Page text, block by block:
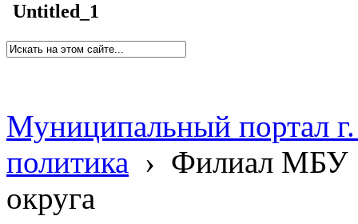
Untitled_1
Муниципальный портал
политика › Филиал МБУ
округа